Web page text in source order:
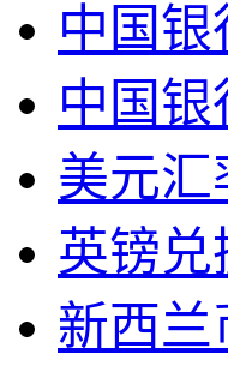
中国
中国
美元汇
英镑兑
新西兰